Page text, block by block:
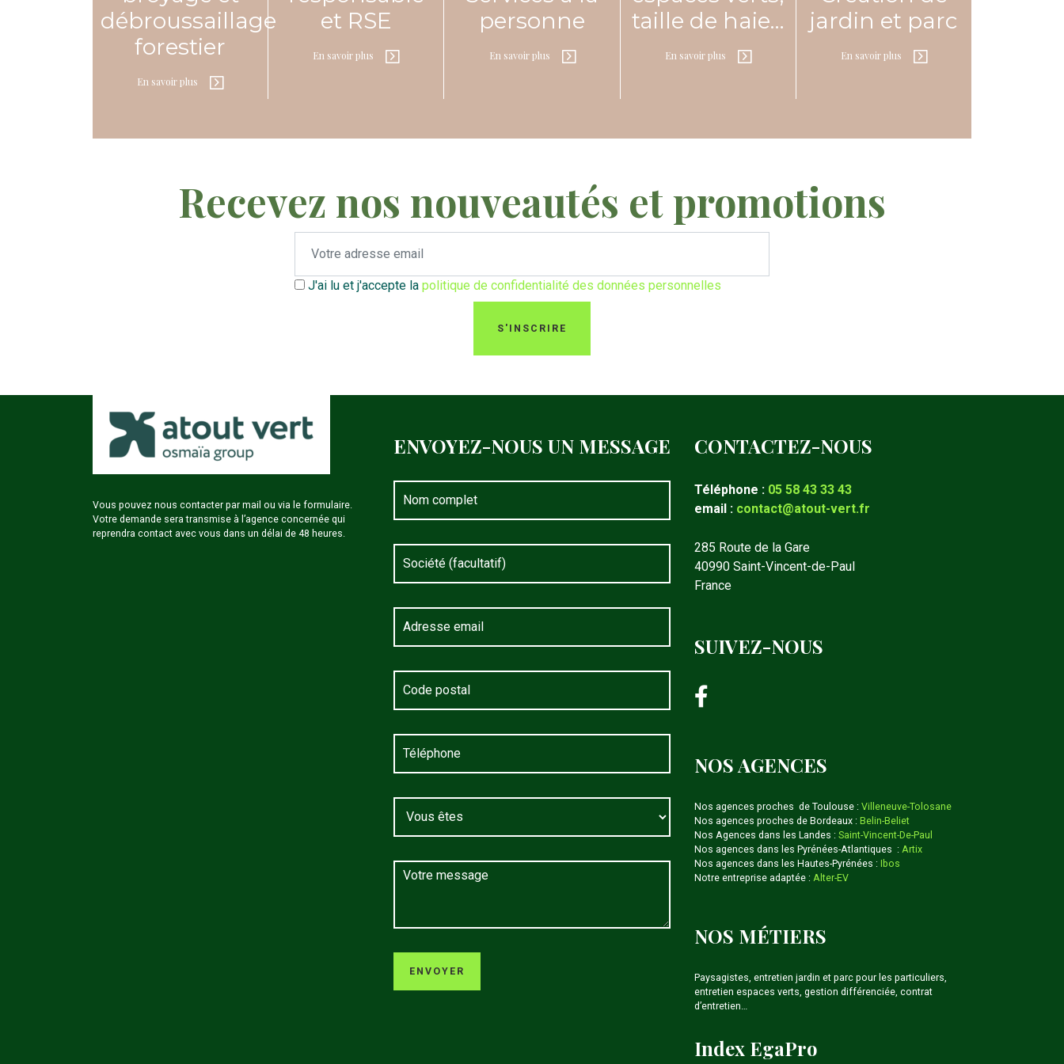
débroussaillage
forestier
En savoir plus
et RSE
En savoir plus
personne
En savoir plus
taille de haie…
En savoir plus
jardin et parc
En savoir plus
Recevez nos nouveautés et promotions
J'ai lu et j'accepte la politique de confidentialité des données personnelles
S'INSCRIRE
Vous pouvez nous contacter par mail ou via le formulaire.
Votre demande sera transmise à l’agence concernée qui
reprendra contact avec vous dans un délai de 48 heures.
ENVOYEZ-NOUS UN MESSAGE CONTACTEZ-NOUS
Téléphone : 05 58 43 33 43
email : contact@atout-vert.fr
285 Route de la Gare
40990 Saint-Vincent-de-Paul
France
SUIVEZ-NOUS
NOS AGENCES
Nos agences proches de Toulouse : Villeneuve-Tolosane
Nos agences proches de Bordeaux : Belin-Beliet
Nos Agences dans les Landes : Saint-Vincent-De-Paul
Nos agences dans les Pyrénées-Atlantiques : Artix
Nos agences dans les Hautes-Pyrénées : Ibos
Notre entreprise adaptée : Alter-EV
NOS MÉTIERS
Paysagistes, entretien jardin et parc pour les particuliers,
entretien espaces verts, gestion différenciée, contrat
d’entretien…
Index EgaPro